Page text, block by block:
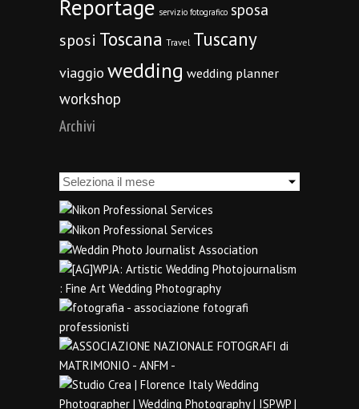
Reportage servizio fotografico sposa
sposi Toscana Travel Tuscany
viaggio wedding wedding planner
workshop
Archivi
Archivi